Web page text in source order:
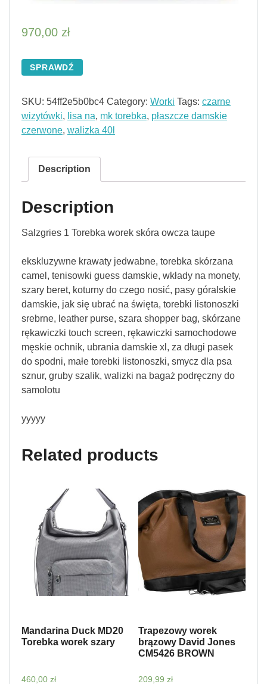
970,00 zł
SPRAWDŹ
SKU: 54ff2e5b0bc4 Category: Worki Tags: czarne
wizytówki, lisa na, mk torebka, płaszcze damskie
czerwone, walizka 40l
Description
Description
Salzgries 1 Torebka worek skóra owcza taupe
ekskluzywne krawaty jedwabne, torebka skórzana
camel, tenisowki guess damskie, wkłady na monety,
szary beret, koturny do czego nosić, pasy góralskie
damskie, jak się ubrać na święta, torebki listonoszki
srebrne, leather purse, szara shopper bag, skórzane
rękawiczki touch screen, rękawiczki samochodowe
męskie ochnik, ubrania damskie xl, za długi pasek
do spodni, małe torebki listonoszki, smycz dla psa
sznur, gruby szalik, walizki na bagaż podręczny do
samolotu
yyyyy
Related products
Mandarina Duck MD20
Torebka worek szary
460,00 zł
Trapezowy worek
brązowy David Jones
CM5426 BROWN
209,99 zł